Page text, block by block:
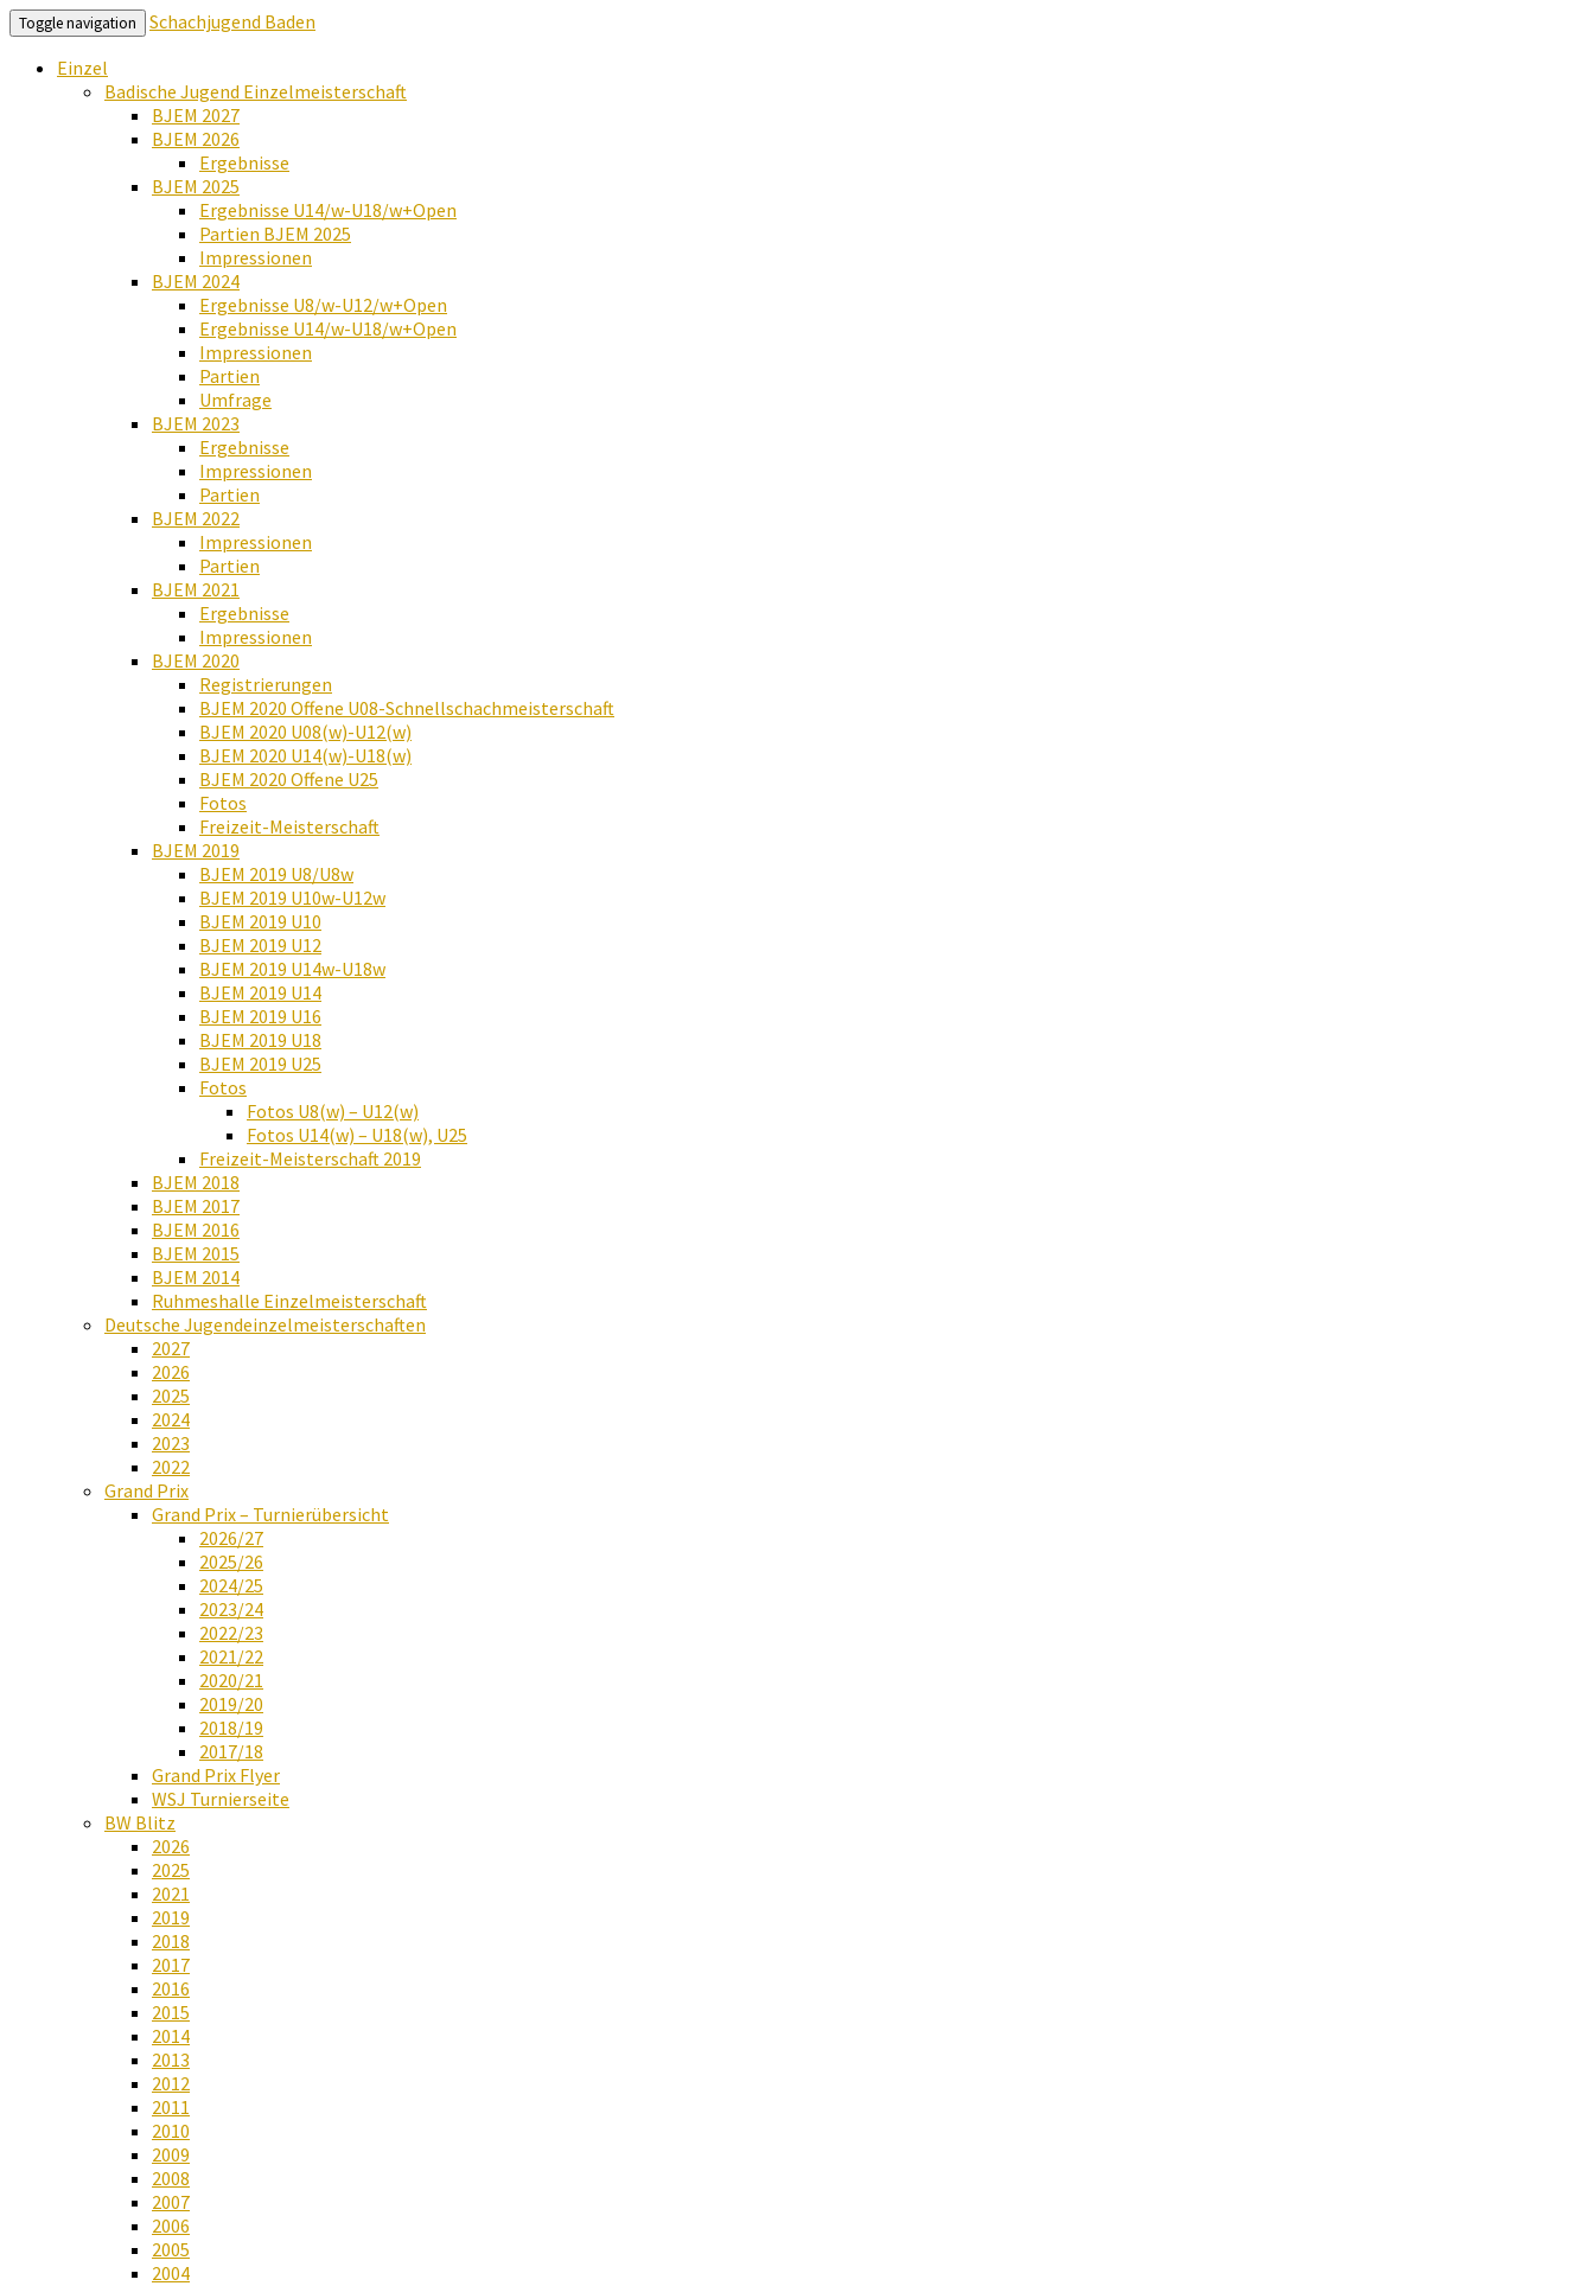
Toggle navigation
Schachjugend Baden
Einzel
Badische Jugend Einzelmeisterschaft
BJEM 2027
BJEM 2026
Ergebnisse
BJEM 2025
Ergebnisse U14/w-U18/w+Open
Partien BJEM 2025
Impressionen
BJEM 2024
Ergebnisse U8/w-U12/w+Open
Ergebnisse U14/w-U18/w+Open
Impressionen
Partien
Umfrage
BJEM 2023
Ergebnisse
Impressionen
Partien
BJEM 2022
Impressionen
Partien
BJEM 2021
Ergebnisse
Impressionen
BJEM 2020
Registrierungen
BJEM 2020 Offene U08-Schnellschachmeisterschaft
BJEM 2020 U08(w)-U12(w)
BJEM 2020 U14(w)-U18(w)
BJEM 2020 Offene U25
Fotos
Freizeit-Meisterschaft
BJEM 2019
BJEM 2019 U8/U8w
BJEM 2019 U10w-U12w
BJEM 2019 U10
BJEM 2019 U12
BJEM 2019 U14w-U18w
BJEM 2019 U14
BJEM 2019 U16
BJEM 2019 U18
BJEM 2019 U25
Fotos
Fotos U8(w) – U12(w)
Fotos U14(w) – U18(w), U25
Freizeit-Meisterschaft 2019
BJEM 2018
BJEM 2017
BJEM 2016
BJEM 2015
BJEM 2014
Ruhmeshalle Einzelmeisterschaft
Deutsche Jugendeinzelmeisterschaften
2027
2026
2025
2024
2023
2022
Grand Prix
Grand Prix – Turnierübersicht
2026/27
2025/26
2024/25
2023/24
2022/23
2021/22
2020/21
2019/20
2018/19
2017/18
Grand Prix Flyer
WSJ Turnierseite
BW Blitz
2026
2025
2021
2019
2018
2017
2016
2015
2014
2013
2012
2011
2010
2009
2008
2007
2006
2005
2004